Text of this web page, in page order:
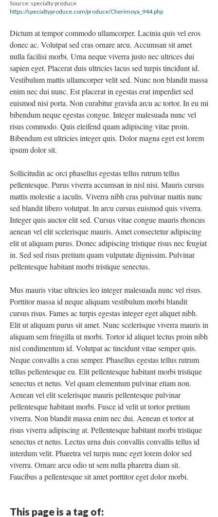
Source: specialty produce
https://specialtyproduce.com/produce/Cherimoya_944.php
Dictum at tempor commodo ullamcorper. Lacinia quis vel eros
donec ac. Volutpat sed cras ornare arcu. Accumsan sit amet
nulla facilisi morbi. Urna neque viverra justo nec ultrices dui
sapien eget. Placerat duis ultricies lacus sed turpis tincidunt id.
Vestibulum mattis ullamcorper velit sed. Nunc non blandit massa
enim nec dui nunc. Est placerat in egestas erat imperdiet sed
euismod nisi porta. Non curabitur gravida arcu ac tortor. In eu mi
bibendum neque egestas congue. Integer malesuada nunc vel
risus commodo. Quis eleifend quam adipiscing vitae proin.
Bibendum est ultricies integer quis. Dolor magna eget est lorem
ipsum dolor sit.
Sollicitudin ac orci phasellus egestas tellus rutrum tellus
pellentesque. Purus viverra accumsan in nisl nisi. Mauris cursus
mattis molestie a iaculis. Viverra nibh cras pulvinar mattis nunc
sed blandit libero volutpat. In arcu cursus euismod quis viverra.
Integer quis auctor elit sed. Cursus vitae congue mauris rhoncus
aenean vel elit scelerisque mauris. Amet consectetur adipiscing
elit ut aliquam purus. Donec adipiscing tristique risus nec feugiat
in. Sed sed risus pretium quam vulputate dignissim. Pulvinar
pellentesque habitant morbi tristique senectus.
Mus mauris vitae ultricies leo integer malesuada nunc vel risus.
Porttitor massa id neque aliquam vestibulum morbi blandit
cursus risus. Fames ac turpis egestas integer eget aliquet nibh.
Elit ut aliquam purus sit amet. Nunc scelerisque viverra mauris in
aliquam sem fringilla ut morbi. Tortor id aliquet lectus proin nibh
nisl condimentum id. Volutpat ac tincidunt vitae semper quis.
Neque convallis a cras semper. Phasellus egestas tellus rutrum
tellus pellentesque eu. Elit pellentesque habitant morbi tristique
senectus et netus. Vel quam elementum pulvinar etiam non.
Aenean vel elit scelerisque mauris pellentesque pulvinar
pellentesque habitant morbi. Fusce id velit ut tortor pretium
viverra. Non blandit massa enim nec dui. Aenean et tortor at
risus viverra adipiscing at. Pellentesque habitant morbi tristique
senectus et netus. Lectus urna duis convallis convallis tellus id
interdum velit. Pharetra vel turpis nunc eget lorem dolor sed
viverra. Ornare arcu odio ut sem nulla pharetra diam sit.
Faucibus a pellentesque sit amet porttitor eget dolor morbi.
This page is a tag of: